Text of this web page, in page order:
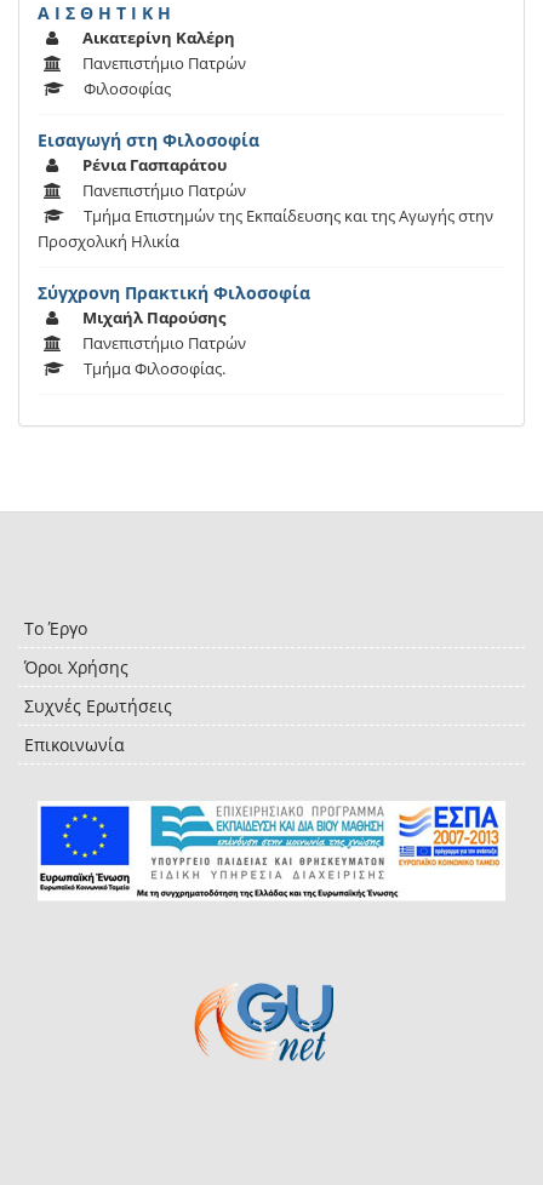
Α Ι Σ Θ Η Τ Ι Κ Η
Αικατερίνη Καλέρη
Πανεπιστήμιο Πατρών
Φιλοσοφίας
Εισαγωγή στη Φιλοσοφία
Ρένια Γασπαράτου
Πανεπιστήμιο Πατρών
Τμήμα Επιστημών της Εκπαίδευσης και της Αγωγής στην
Προσχολική Ηλικία
Σύγχρονη Πρακτική Φιλοσοφία
Μιχαήλ Παρούσης
Πανεπιστήμιο Πατρών
Τμήμα Φιλοσοφίας.
Το Έργο
Όροι Χρήσης
Συχνές Ερωτήσεις
Επικοινωνία